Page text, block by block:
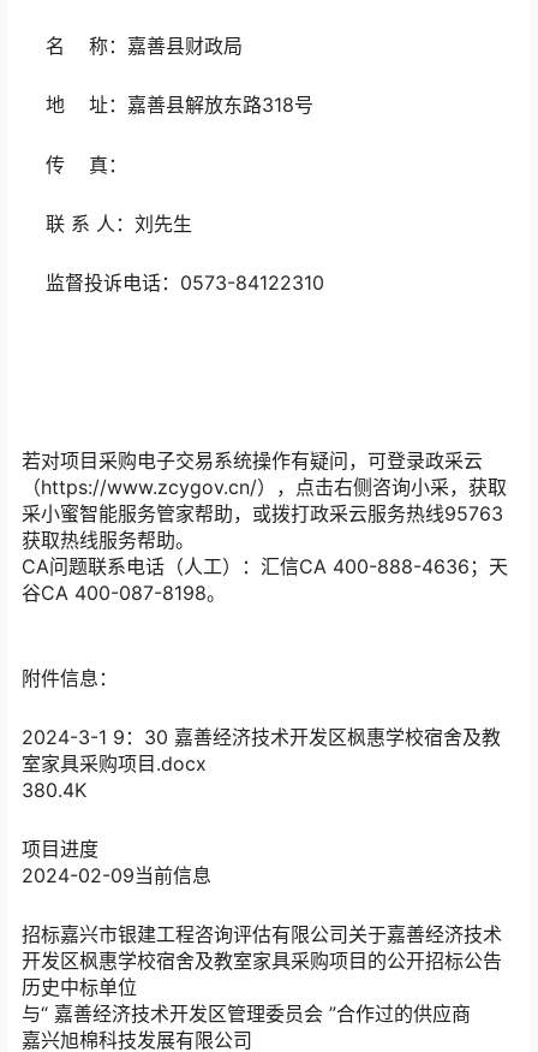
名 称：嘉善县财政局
地 址：嘉善县解放东路318号
传 真：
联 系 人：刘先生
监督投诉电话：0573-84122310
若对项目采购电子交易系统操作有疑问，可登录政采云
（https://www.zcygov.cn/），点击右侧咨询小采，获取
采小蜜智能服务管家帮助，或拨打政采云服务热线95763
获取热线服务帮助。
CA问题联系电话（人工）：汇信CA 400-888-4636；天
谷CA 400-087-8198。
附件信息：
2024-3-1 9：30 嘉善经济技术开发区枫惠学校宿舍及教
室家具采购项目.docx
380.4K
项目进度
2024-02-09当前信息
招标嘉兴市银建工程咨询评估有限公司关于嘉善经济技术
开发区枫惠学校宿舍及教室家具采购项目的公开招标公告
历史中标单位
与“ 嘉善经济技术开发区管理委员会 ”合作过的供应商
嘉兴旭棉科技发展有限公司